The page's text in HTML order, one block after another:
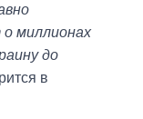
миллионах
до
в